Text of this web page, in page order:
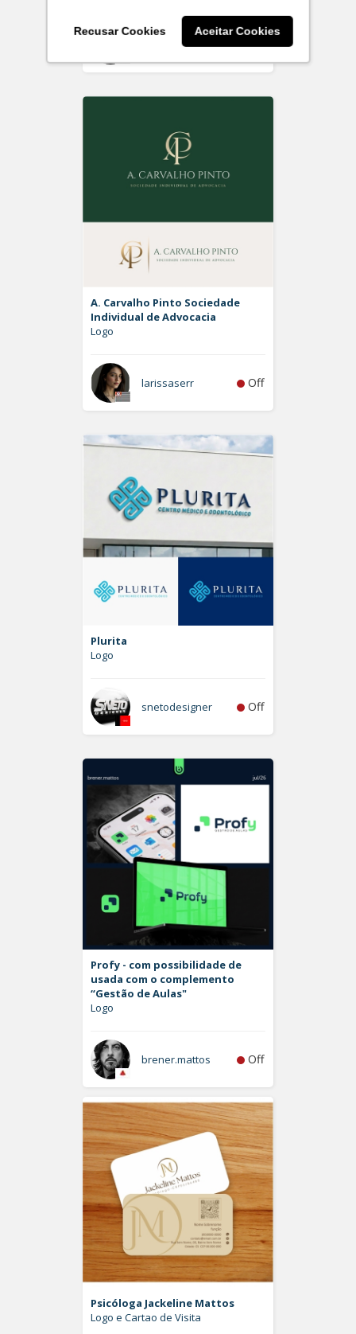
Recusar Cookies Aceitar Cookies
Rdesign SM Off
A. Carvalho Pinto Sociedade
Individual de Advocacia
Logo
larissaserr Off
Plurita
Logo
snetodesigner Off
Profy - com possibilidade de
usada com o complemento
“Gestão de Aulas"
Logo
brener.mattos Off
Psicóloga Jackeline Mattos
Logo e Cartao de Visita